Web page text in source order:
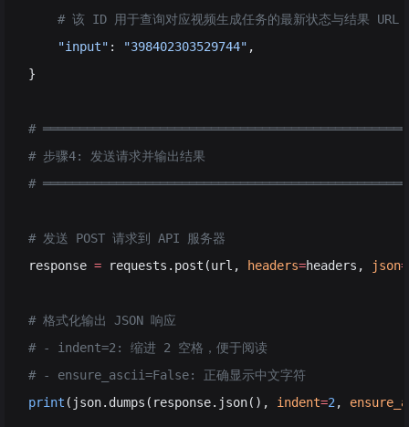
    # 该 ID 用于查询对应视频生成任务的最新状态与结果 URL
    "input"
: "398402303529744" ,
}
#
# 步骤4: 发送请求并输出结果
#
# 发送 POST 请求到 API 服务器
response = requests.post(url, headers=headers, json=
# 格式化输出 JSON 响应
# - indent=2: 缩进 2 空格，便于阅读
# - ensure_ascii=False: 正确显示中文字符
print (json.dumps(response.json(), indent=2 ,